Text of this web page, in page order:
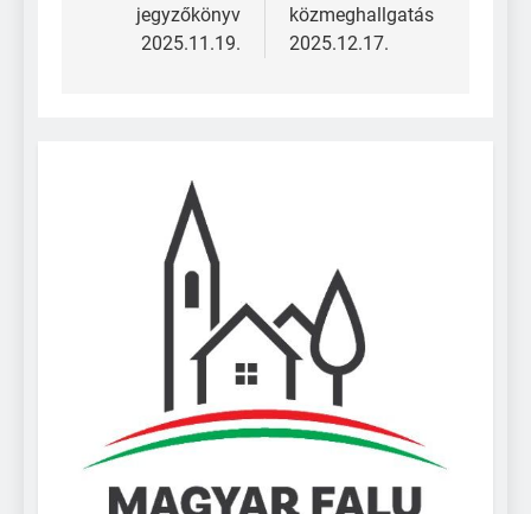
jegyzőkönyv
2025.11.19.
közmeghallgatás
2025.12.17.